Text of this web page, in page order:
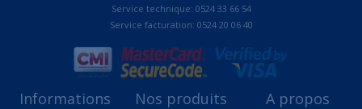
Service technique: 0524 33 66 54
Service facturation: 0524 20 06 40
Informations Nos produits A propos